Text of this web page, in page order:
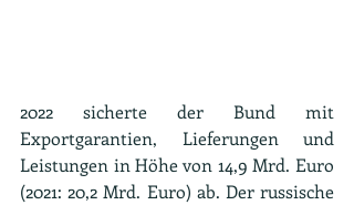
2022 sicherte der Bund mit
Exportgarantien, Lieferungen und
Leistungen in Höhe von 14,9 Mrd. Euro
(2021: 20,2 Mrd. Euro) ab. Der russische